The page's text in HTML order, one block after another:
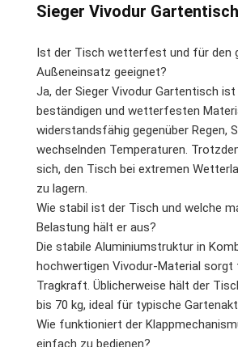
Sieger Vivodur
Ist der Tisch wetterfest und für den
Außeneinsatz geeignet?
Ja, der Sieger Vivodur Gartentisch ist
beständigen und wetterfesten
widerstandsfähig gegenüber Regen,
wechselnden Temperaturen.
sich, den Tisch bei extremen
zu lagern.
Wie stabil ist der Tisch und welche
Belastung hält er aus?
Die stabile Aluminiumstruktur in
hochwertigen Vivodur-Material sorgt
Tragkraft. Üblicherweise hält der
bis 70 kg, ideal für typische
Wie funktioniert der
einfach zu bedienen?